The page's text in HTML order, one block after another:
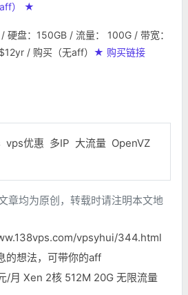
） ★
盘：150GB / 流量： 100G / 带宽：
/ 购买 （无aff） ★ 购买链接
vps优惠 多IP 大流量 OpenVZ
章均为原创，转载时请注明本文地
vpsyhui/344.html
的想法，可带你的aff
/月 Xen 2核 512M 20G 无限流量